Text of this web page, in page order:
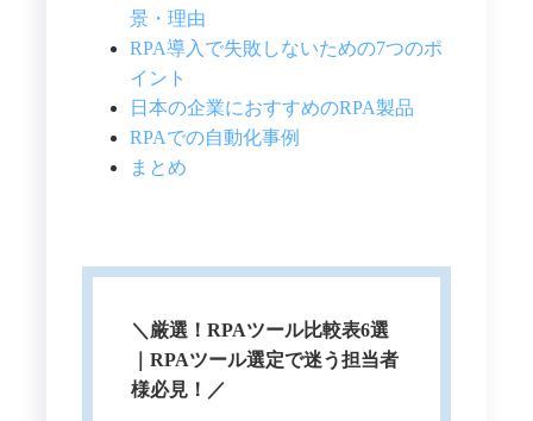
景・理由
RPA導入で失敗しないための7つのポ
イント
日本の企業におすすめのRPA製品
RPAでの自動化事例
まとめ
＼厳選！RPAツール比較表6選
｜RPAツール選定で迷う担当者
様必見！／